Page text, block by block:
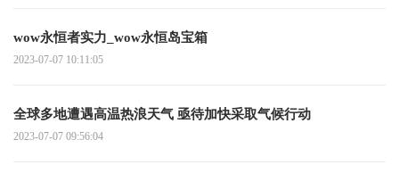
wow永恒者实力_wow永恒岛宝箱
2023-07-07 10:11:05
全球多地遭遇高温热浪天气 亟待加快采取气候行动
2023-07-07 09:56:04